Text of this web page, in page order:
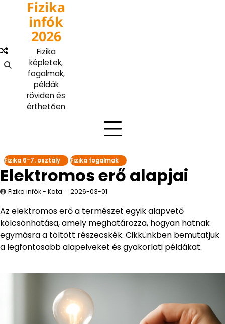
content
Fizika
infók
2026
Fizika
képletek,
fogalmak,
példák
röviden és
érthetően
Fizika 6-7. osztály Fizika fogalmak
Elektromos erő alapjai
Fizika infók - Kata 2026-03-01
Az elektromos erő a természet egyik alapvető
kölcsönhatása, amely meghatározza, hogyan hatnak
egymásra a töltött részecskék. Cikkünkben bemutatjuk
a legfontosabb alapelveket és gyakorlati példákat.